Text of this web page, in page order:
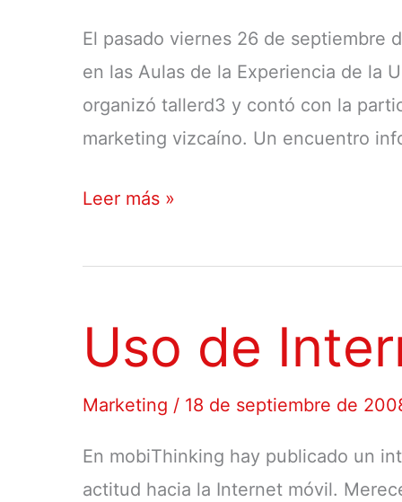
El pasado viernes 26 de septiembre
en las Aulas de la Experiencia de la
organizó tallerd3 y contó con la
marketing vizcaíno. Un encuentro
Taller
marketing
Leer más »
Uso de
Marketing / 18 de septiembre de
En mobiThinking hay publicado un
actitud hacia la Internet móvil.